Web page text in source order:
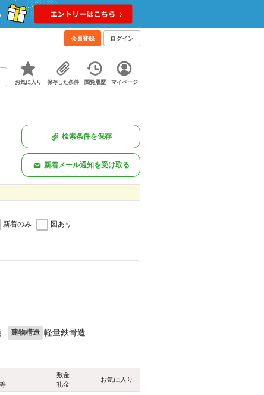
会員登録 ログイン
お気に入り 保存した条件 閲覧履歴 マイページ
検索条件を保存
新着メール通知を受け取る
新着のみ 図あり
建物構造 軽量鉄骨造
敷金
礼金
お気に入り